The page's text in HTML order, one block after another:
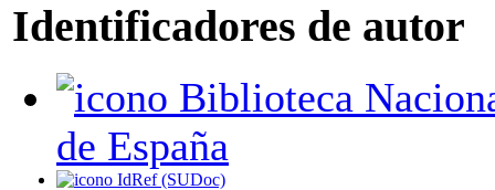
Identificadores de autor
de España
IdRef (SUDoc)